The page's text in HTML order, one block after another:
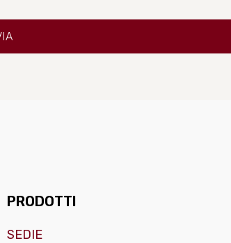
PRODOTTI
SEDIE